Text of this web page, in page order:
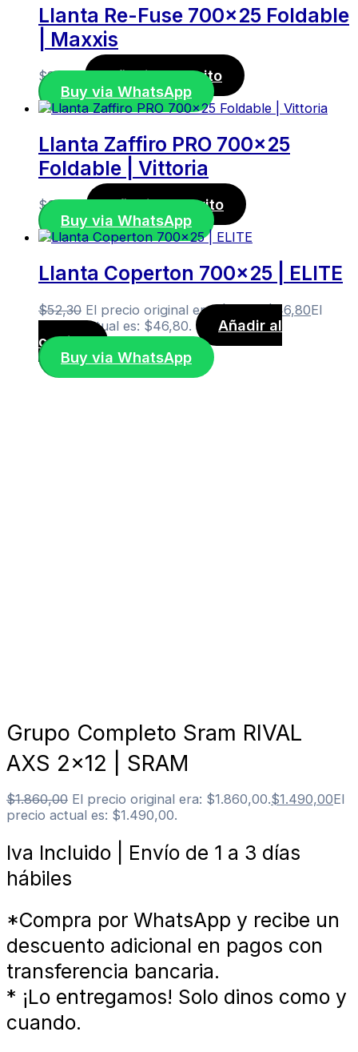
Llanta Re-Fuse 700×25 Foldable
| Maxxis
$37,00
Añadir al carrito
Buy via WhatsApp
Llanta Zaffiro PRO 700×25
Foldable | Vittoria
$29,50
Añadir al carrito
Buy via WhatsApp
Llanta Coperton 700×25 | ELITE
$52,30 El precio original era: $52,30.$46,80El
precio actual es: $46,80.
Añadir al
carrito
Buy via WhatsApp
Grupo Completo Sram RIVAL
AXS 2×12 | SRAM
$1.860,00 El precio original era: $1.860,00.$1.490,00El
precio actual es: $1.490,00.
Iva Incluido | Envío de 1 a 3 días
hábiles
*Compra por WhatsApp y recibe un
descuento adicional en pagos con
transferencia bancaria.
* ¡Lo entregamos! Solo dinos como y
cuando.